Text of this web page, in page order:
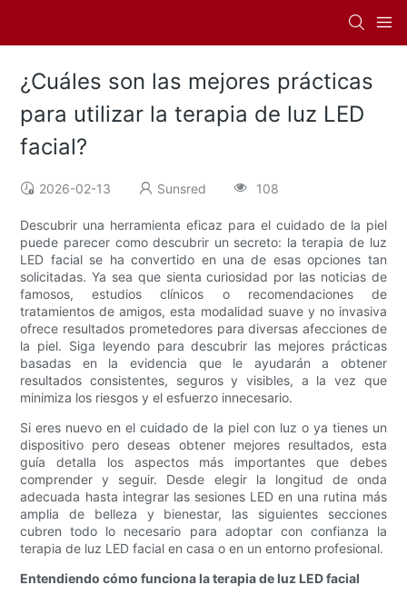
¿Cuáles son las mejores prácticas
para utilizar la terapia de luz LED
facial?
2026-02-13 Sunsred 108
Descubrir una herramienta eficaz para el cuidado de la piel
puede parecer como descubrir un secreto: la terapia de luz
LED facial se ha convertido en una de esas opciones tan
solicitadas. Ya sea que sienta curiosidad por las noticias de
famosos, estudios clínicos o recomendaciones de
tratamientos de amigos, esta modalidad suave y no invasiva
ofrece resultados prometedores para diversas afecciones de
la piel. Siga leyendo para descubrir las mejores prácticas
basadas en la evidencia que le ayudarán a obtener
resultados consistentes, seguros y visibles, a la vez que
minimiza los riesgos y el esfuerzo innecesario.
Si eres nuevo en el cuidado de la piel con luz o ya tienes un
dispositivo pero deseas obtener mejores resultados, esta
guía detalla los aspectos más importantes que debes
comprender y seguir. Desde elegir la longitud de onda
adecuada hasta integrar las sesiones LED en una rutina más
amplia de belleza y bienestar, las siguientes secciones
cubren todo lo necesario para adoptar con confianza la
terapia de luz LED facial en casa o en un entorno profesional.
Entendiendo cómo funciona la terapia de luz LED facial